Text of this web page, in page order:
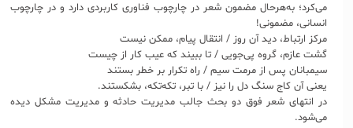
می‌کرد؛ به‌هرحال مضمون شعر در چارچوب فناوری کاربردی دارد و در چارچوب
انسانی، مضمونی!
مرکز ارتباط، دید آن روز / انتقال پیام، ممکن نیست
گشت عازم، گروه پی‌جویی / تا ببیند که عیب کار از چیست
سیمبانان پس از مرمت سیم / راه تکرار بر خطر بستند
یعنی آن کاج سنگ دل را نیز / با تبر، تکه‌تکه، بشکستند.
در انتهای شعر فوق دو بحث جالب مدیریت حادثه و مدیریت مشکل دیده
می‌شود.